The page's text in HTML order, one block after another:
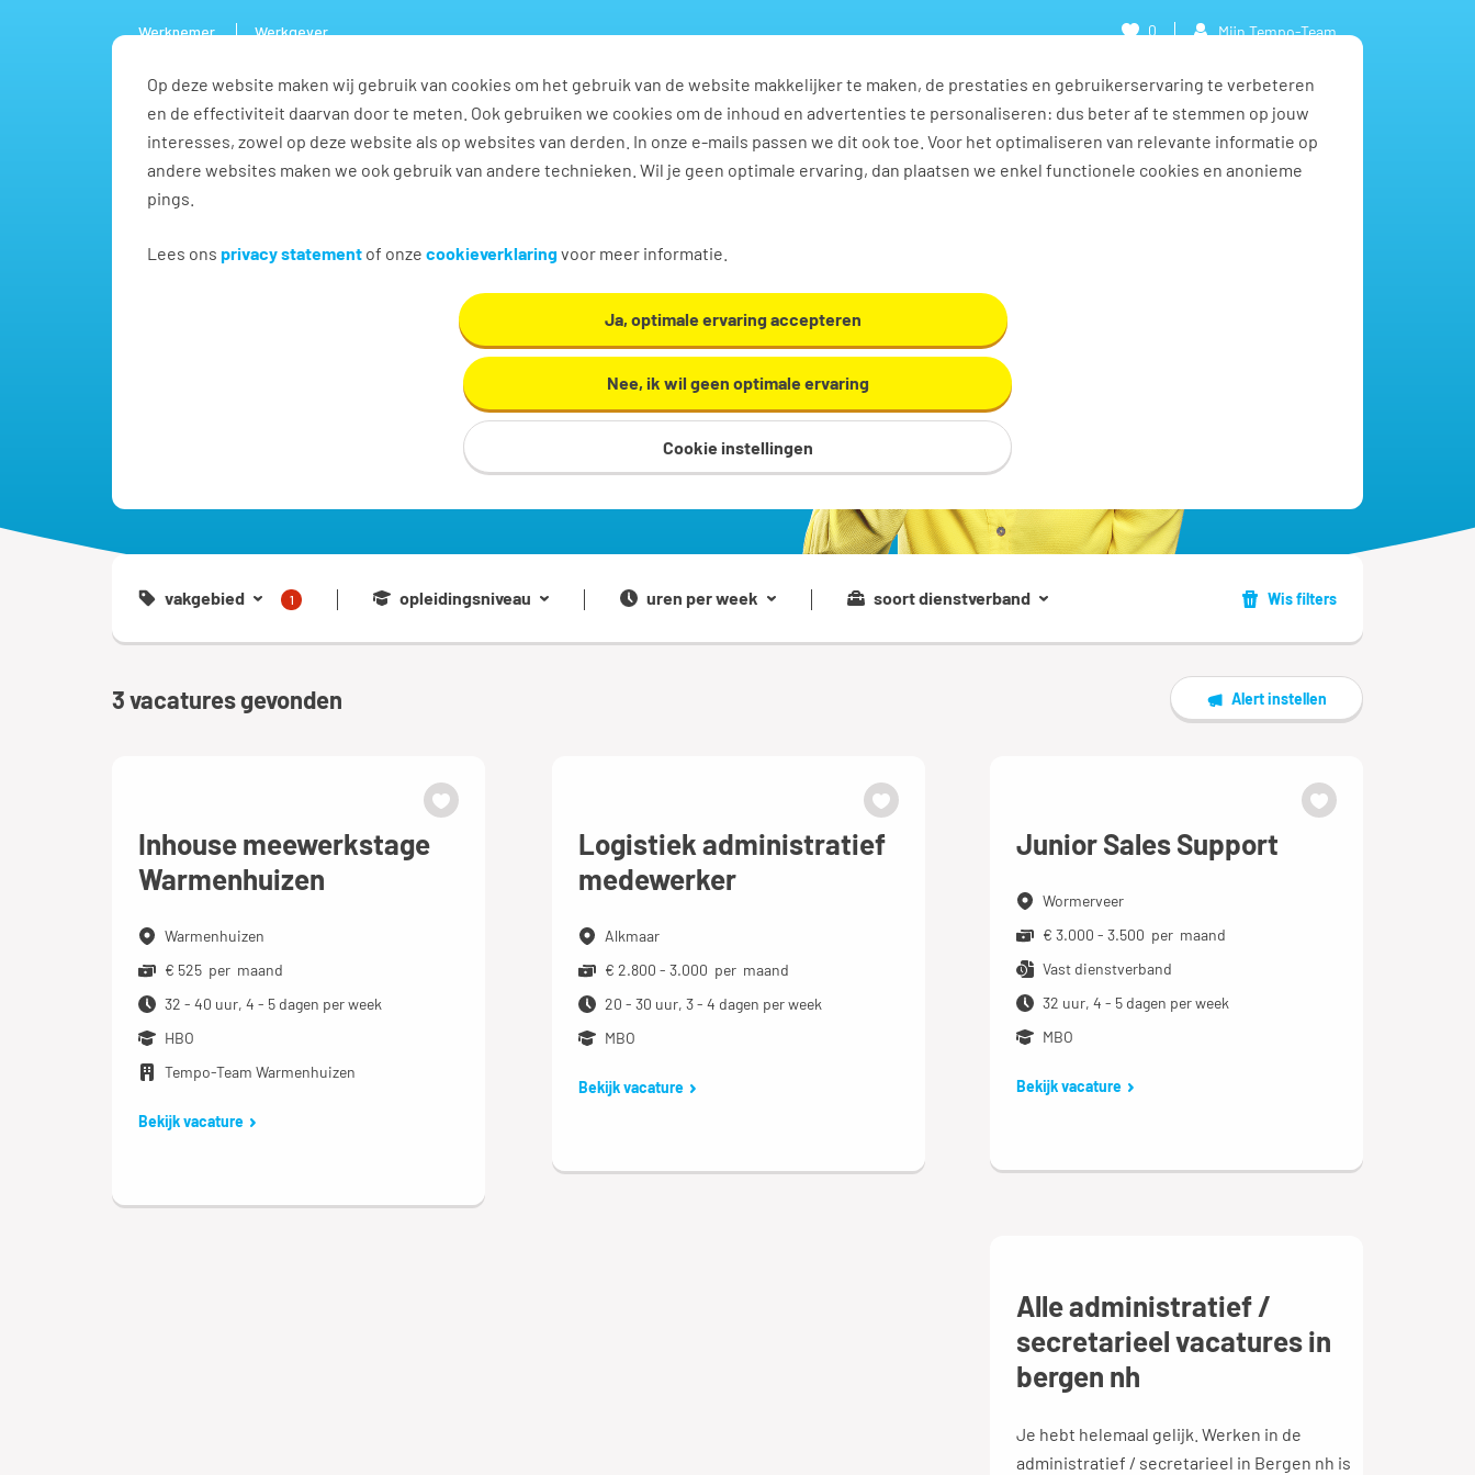
Op deze website maken wij gebruik van cookies om het gebruik van de website makkelijker te maken, de prestaties en gebruikerservaring te verbeteren
en de effectiviteit daarvan door te meten. Ook gebruiken we cookies om de inhoud en advertenties te personaliseren: dus beter af te stemmen op jouw
interesses, zowel op deze website als op websites van derden. In onze e-mails passen we dit ook toe. Voor het optimaliseren van relevante informatie op
andere websites maken we ook gebruik van andere technieken. Wil je geen optimale ervaring, dan plaatsen we enkel functionele cookies en anonieme
pings.
Lees ons privacy statement of onze cookieverklaringvoor meer informatie.
Ja, optimale ervaring accepteren
Nee, ik wil geen optimale ervaring
Cookie instellingen
Werknemer Werkgever
Vacatures Ontwikkel jezelf Werkplezier Contact
0 Mijn Tempo-Team
Administratief / secretarieel vacatures in Bergen nh
Vind hier dé perfecte vacature voor Administratief / secretarieel. Oh en... we helpen je graag een
vakgebied 1 opleidingsniveau uren per week soort dienstverband Wis filters
3vacatures gevonden Alert instellen
Inhouse meewerkstage
Warmenhuizen
Warmenhuizen
€ 525 per maand
32 - 40 uur, 4 - 5 dagen per week
HBO
Tempo-Team Warmenhuizen
Bekijk vacature
Logistiek administratief
medewerker
Alkmaar
€ 2.800 - 3.000 per maand
20 - 30 uur, 3 - 4 dagen per week
MBO
Bekijk vacature
Junior Sales Support
Wormerveer
€ 3.000 - 3.500 per maand
Vast dienstverband
32 uur, 4 - 5 dagen per week
MBO
Bekijk vacature
Alle administratief /
secretarieel vacatures in
bergen nh
Je hebt helemaal gelijk. Werken in de
administratief / secretarieel in Bergen nh is